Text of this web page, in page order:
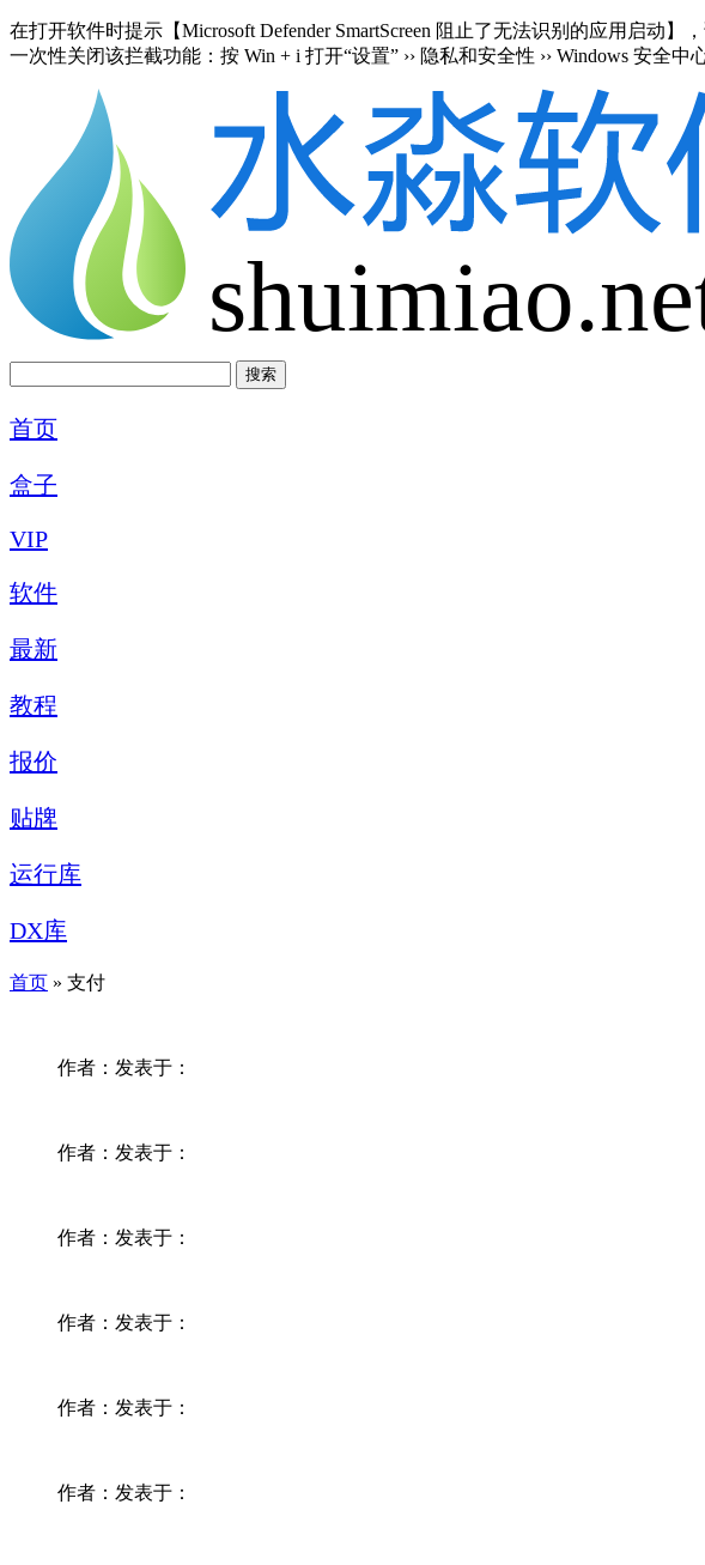
在打开软件时提示【Microsoft Defender SmartScreen 阻止了无法识别的应用启动】
一次性关闭该拦截功能：按 Win + i 打开“设置” ›› 隐私和安全性 ›› Windows 安全中
首页
盒子
VIP
软件
最新
教程
报价
贴牌
运行库
DX库
首页 » 支付
作者： 发表于：
作者： 发表于：
作者： 发表于：
作者： 发表于：
作者： 发表于：
作者： 发表于：